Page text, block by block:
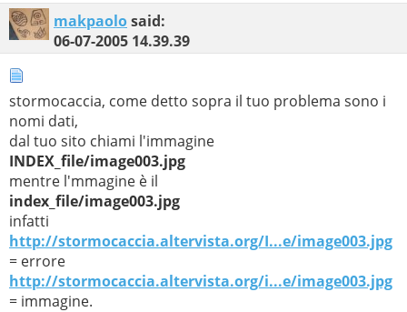
makpaolosaid:
06-07-2005 14.39.39
stormocaccia, come detto sopra il tuo problema sono i
nomi dati,
dal tuo sito chiami l'immagine
INDEX_file/image003.jpg
mentre l'mmagine è il
index_file/image003.jpg
infatti
http://stormocaccia.altervista.org/I...e/image003.jpg
= errore
http://stormocaccia.altervista.org/i...e/image003.jpg
= immagine.